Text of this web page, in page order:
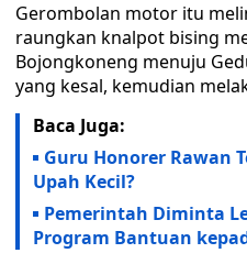
Gerombolan motor itu
raungkan knalpot bising
Bojongkoneng menuju
yang kesal, kemudian
Baca Juga:
Guru Honorer Rawan
Upah Kecil?
Pemerintah Diminta
Program Bantuan